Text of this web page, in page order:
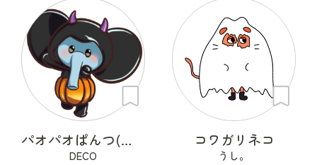
パオパオぱんつ(ハロウィン仕様)
DECO
コワガリネコ
うし。